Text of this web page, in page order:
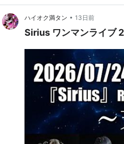
ハイオク満タン • 13日前
Sirius ワンマンライブ